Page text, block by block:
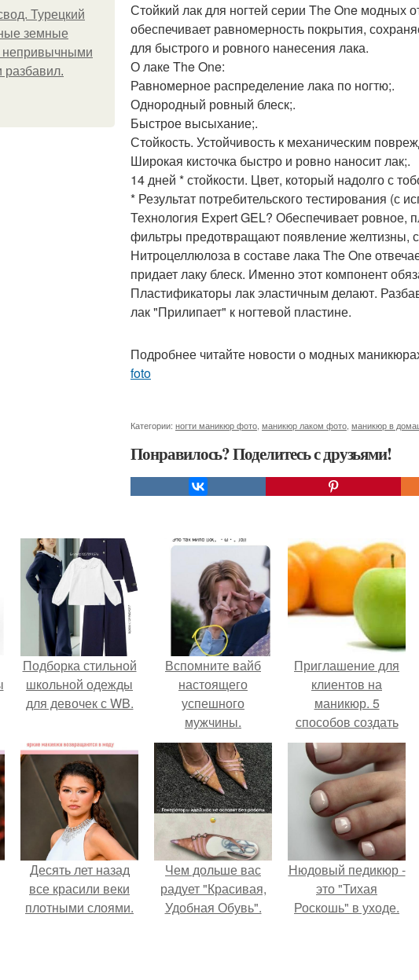
Турецкий
земные
непривычными
разбавил.
Стойкий лак для ногтей серии The One модных
обеспечивает равномерность покрытия,
для быстрого и ровного нанесения лака.
О лаке The One:
Равномерное распределение лака по ногтю;.
Однородный ровный блеск;.
Быстрое высыхание;.
Стойкость. Устойчивость к механическим
Широкая кисточка быстро и ровно наносит лак;.
14 дней * стойкости. Цвет, который надолго с
* Результат потребительского тестирования (с
Технология Expert GEL? Обеспечивает ровное,
фильтры предотвращают появление желтизны,
Нитроцеллюлоза в составе лака The One
придает лаку блеск. Именно этот компонент
Пластификаторы лак эластичным делают.
лак "Прилипает" к ногтевой пластине.
Подробнее читайте новости о модных
foto
Категории: ногти маникюр фото маникюр лаком фото маникюр в
Понравилось? Поделитесь с друзьями!
Подборка стильной
школьной одежды
для девочек с WB.
Вспомните вайб
настоящего
успешного
мужчины.
Приглашение для
клиентов на
маникюр. 5
способов создать
уникальное
торговое
предложение и
оставить
конкурентов далеко
позади.
Десять лет назад
все красили веки
плотными слоями.
Чем дольше вас
радует "Красивая,
Удобная Обувь".
Нюдовый педикюр -
это "Тихая
Роскошь" в уходе.